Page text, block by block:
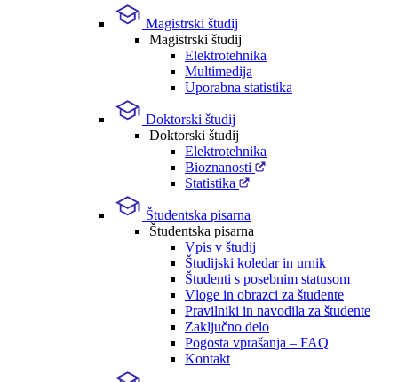
Magistrski študij
Magistrski študij
Elektrotehnika
Multimedija
Uporabna statistika
Doktorski študij
Doktorski študij
Elektrotehnika
Bioznanosti
Statistika
Študentska pisarna
Študentska pisarna
Vpis v študij
Študijski koledar in urnik
Študenti s posebnim statusom
Vloge in obrazci za študente
Pravilniki in navodila za študente
Zaključno delo
Pogosta vprašanja – FAQ
Kontakt